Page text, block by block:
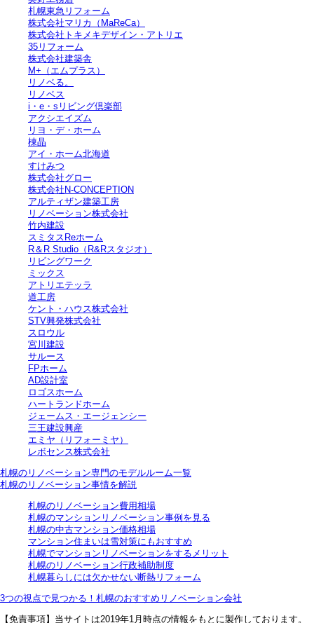
札幌東急リフォーム
株式会社マリカ（MaReCa）
株式会社トキメキデザイン・アトリエ
35リフォーム
株式会社建築舎
M+（エムプラス）
リノベる。
リノベス
i・e・sリビング倶楽部
アクシエイズム
リヨ・デ・ホーム
棟晶
アイ・ホーム北海道
すけみつ
株式会社グロー
株式会社N-CONCEPTION
アルティザン建築工房
リノベーション株式会社
竹内建設
スミタスReホーム
R＆R Studio（R&Rスタジオ）
リビングワーク
ミックス
アトリエテッラ
道工房
ケント・ハウス株式会社
STV興発株式会社
スロウル
宮川建設
サルース
FPホーム
AD設計室
ロゴスホーム
ハートランドホーム
ジェームス・エージェンシー
三王建設興産
エミヤ（リフォーミヤ）
レボセンス株式会社
札幌のリノベーション専門のモデルルーム一覧
札幌のリノベーション事情を解説
札幌のリノベーション費用相場
札幌のマンションリノベーション事例を見る
札幌の中古マンション価格相場
マンション住まいは雪対策にもおすすめ
札幌でマンションリノベーションをするメリット
札幌のリノベーション行政補助制度
札幌暮らしには欠かせない断熱リフォーム
3つの視点で見つかる！札幌のおすすめリノベーション会社
【免責事項】 当サイトは2019年1月時点の情報をもとに製作しております。